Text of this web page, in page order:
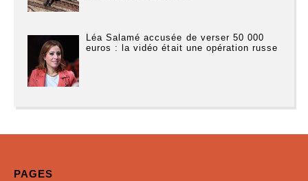
Léa Salamé accusée de verser 50 000
euros : la vidéo était une opération russe
PAGES